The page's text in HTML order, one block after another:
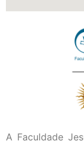
A Faculdade